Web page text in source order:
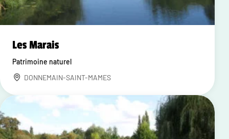
Les Marais
Patrimoine naturel
DONNEMAIN-SAINT-MAMES